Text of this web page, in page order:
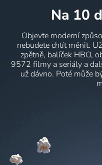
na 10
Objevte moderní
nebudete chtít měnit.
zpětně, balíček HBO,
9572 filmy a seriály a
už dávno. Poté může